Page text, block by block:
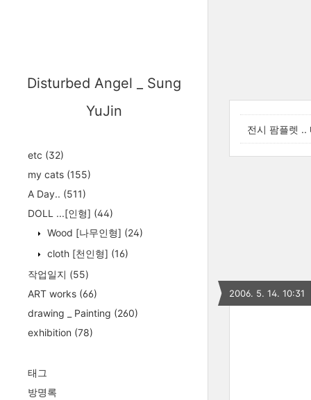
Disturbed Angel _ Sung
YuJin
etc (32)
my cats (155)
A Day.. (511)
DOLL ...[인형] (44)
Wood [나무인형] (24)
cloth [천인형] (16)
작업일지 (55)
ART works (66)
drawing _ Painting (260)
exhibition (78)
태그
방명록
전시 팜플렛 ..
2006. 5. 14. 10:31